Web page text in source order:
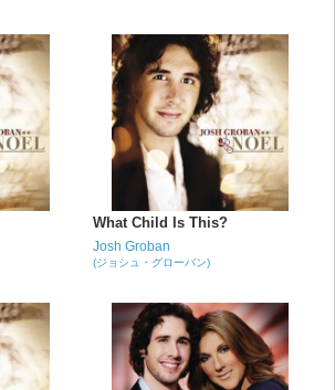
What Child Is This?
Josh Groban
(ジョシュ・グローバン)